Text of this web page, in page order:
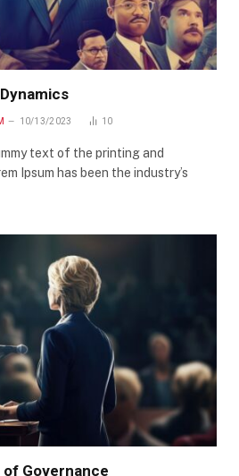
10/13/2023 10
text of the printing and
Ipsum has been the industry’s
Governance